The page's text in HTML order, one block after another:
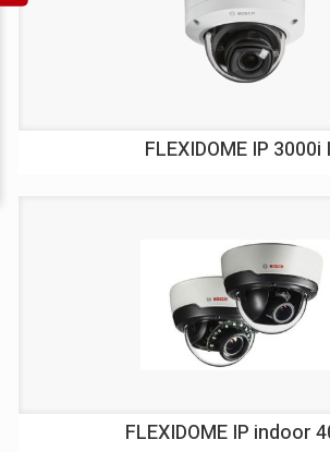
FLEXIDOME IP 3000i
FLEXIDOME IP indoor